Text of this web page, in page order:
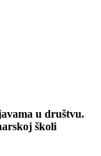
u društvu.
školi